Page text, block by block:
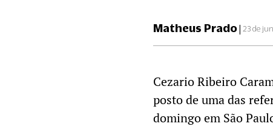
Matheus Prado| 23 de
Cezario Ribeiro
posto de uma das
domingo em São